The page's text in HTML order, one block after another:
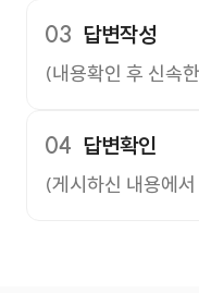
03 답변작성
(내용확인 후 신속
04 답변확인
(게시하신 내용에